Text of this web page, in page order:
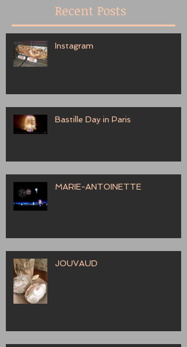
Recent Posts
Instagram
Bastille Day in Paris
MARIE-ANTOINETTE
JOUVAUD